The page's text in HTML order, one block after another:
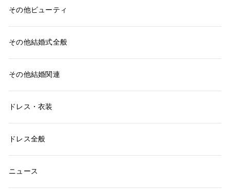
その他ビューティ
その他結婚式全般
その他結婚関連
ドレス・衣装
ドレス全般
ニュース